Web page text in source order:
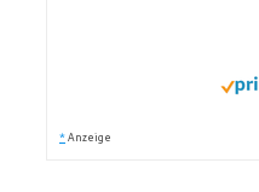
* Anzeige